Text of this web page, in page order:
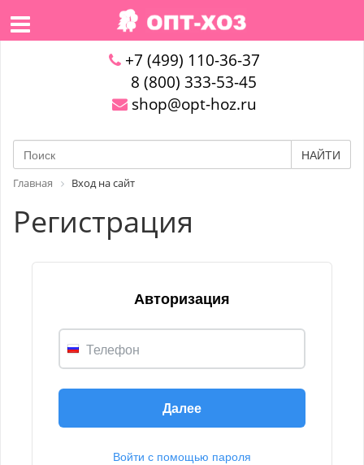
+7 (499) 110-36-37
8 (800) 333-53-45
shop@opt-hoz.ru
НАЙТИ
Главная Вход на сайт
Регистрация
Авторизация
Телефон
Далее
Войти с помощью пароля